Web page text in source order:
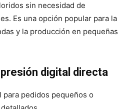
sin necesidad de
Es una opción popular para la
y la producción en pequeñas
digital directa
para pedidos pequeños o